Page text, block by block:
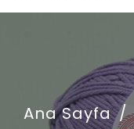
Ana Sayfa /